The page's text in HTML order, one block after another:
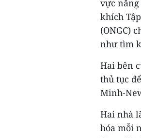
vực
khích
(ONGC)
như tìm
Hai bên
thủ tục
Minh-
Hai nhà
hóa mỗi